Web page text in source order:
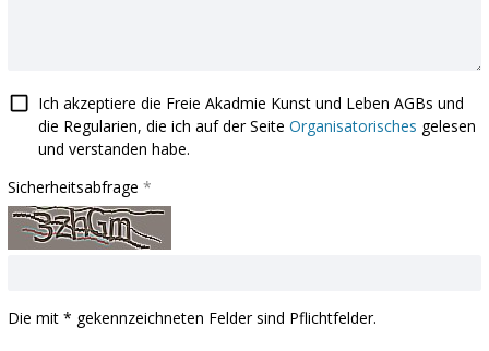
Ich akzeptiere die Freie Akadmie Kunst und Leben AGBs und
die Regularien, die ich auf der Seite Organisatorisches gelesen
und verstanden habe.
Sicherheitsabfrage
Die mit * gekennzeichneten Felder sind Pflichtfelder.